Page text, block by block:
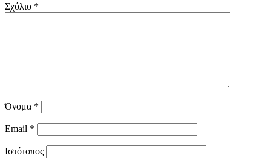
Σχόλιο *
Όνομα *
Email *
Ιστότοπος